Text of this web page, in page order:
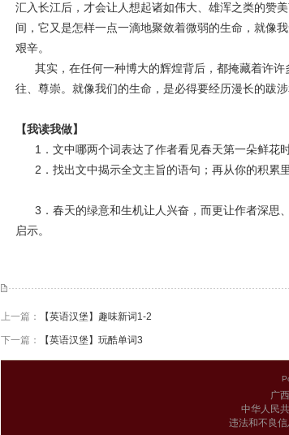
汇入长江后，才会让人想起诸如伟大、雄浑之类的赞
间，它又是怎样一点一滴地聚敛着微弱的生命，就像
艰辛。
其实，在任何一种博大的辉煌背后，都掩藏着许许
往、尊崇。就像我们的生命，是必得要经历漫长的跋
【我读我做】
1．文中哪两个词表达了作者看见春天第一朵鲜花时
2．找出文中揭示全文主旨的语句；再从你的积累
3．春天的绿意和生机让人兴奋，而更让作者深思
启示。
上一篇： 【英语汉堡】趣味新词1-2
下一篇： 【英语汉堡】玩酷单词3
广
中华人民
违法和不良